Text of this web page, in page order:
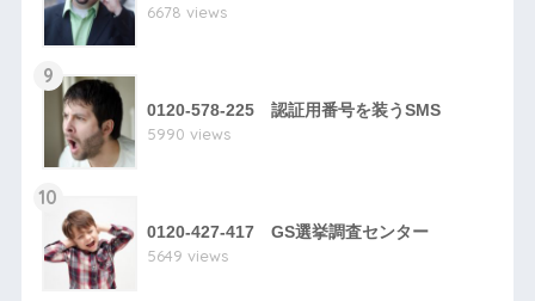
6678 views
9
0120-578-225 認証用番号を装うSMS
5990 views
10
0120-427-417 GS選挙調査センター
5649 views